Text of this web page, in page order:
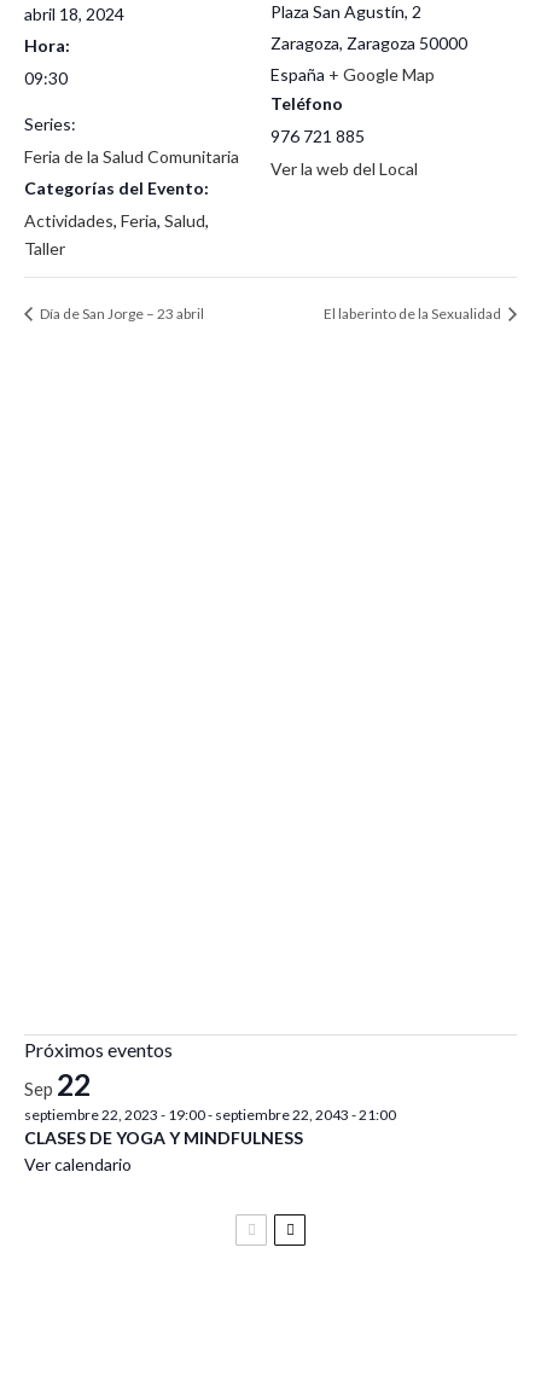
abril 18, 2024
Hora:
09:30
Series:
Feria de la Salud Comunitaria
Categorías del Evento:
Actividades, Feria, Salud,
Taller
Plaza San Agustín, 2
Zaragoza, Zaragoza 50000
España + Google Map
Teléfono
976 721 885
Ver la web del Local
Día de San Jorge – 23 abril El laberinto de la Sexualidad
Próximos eventos
Sep 22
septiembre 22, 2023 - 19:00- septiembre 22, 2043 - 21:00
CLASES DE YOGA Y MINDFULNESS
Ver calendario